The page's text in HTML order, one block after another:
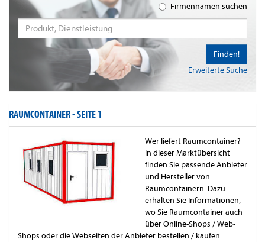
Firmennamen suchen
Erweiterte Suche
Finden!
RAUMCONTAINER -SEITE 1
Wer liefert Raumcontainer?
In dieser Marktübersicht
finden Sie passende Anbieter
und Hersteller von
Raumcontainern. Dazu
erhalten Sie Informationen,
wo Sie Raumcontainer auch
über Online-Shops / Web-
Shops oder die Webseiten der Anbieter bestellen / kaufen